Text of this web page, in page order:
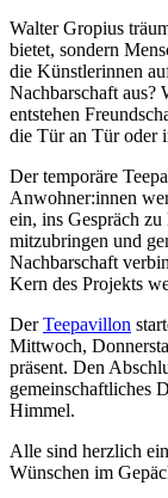
Walter Gropius
bietet, sondern
die Künstlerinnen
Nachbarschaft aus?
entstehen
die Tür an Tür oder
Der temporäre
Anwohner:innen
ein, ins Gespräch
mitzubringen und
Nachbarschaft
Kern des Projekts
DerTeepavillon
Mittwoch,
präsent. Den
gemeinschaftliches
Himmel.
Alle sind herzlich
Wünschen im